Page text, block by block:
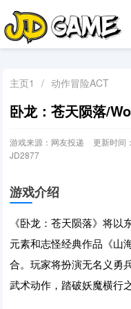
主页1 / 动作冒险ACT
卧龙：苍天陨落/
游戏来源：网友投递 更新时间
JD2877
游戏介绍
《卧龙：苍天陨落》将
元素和志怪经典作品《山
合。玩家将扮演无名义勇
武术动作，踏破妖魔横行